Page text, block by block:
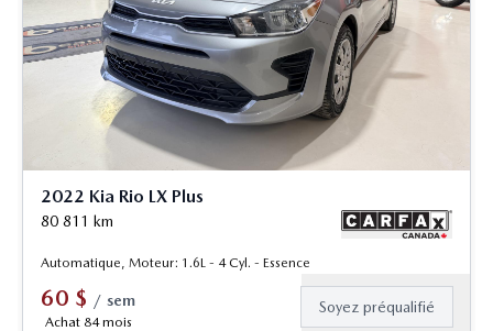
2022 Kia Rio LX Plus
80 811 km
Automatique, Moteur: 1.6L - 4 Cyl. - Essence
60 $ / sem
Achat 84 mois
Soyez préqualifié